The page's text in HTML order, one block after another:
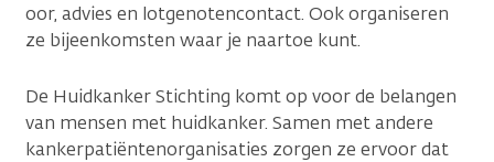
oor, advies en lotgenotencontact. Ook organiseren
ze bijeenkomsten waar je naartoe kunt.
De Huidkanker Stichting komt op voor de belangen
van mensen met huidkanker. Samen met andere
kankerpatiëntenorganisaties zorgen ze ervoor dat